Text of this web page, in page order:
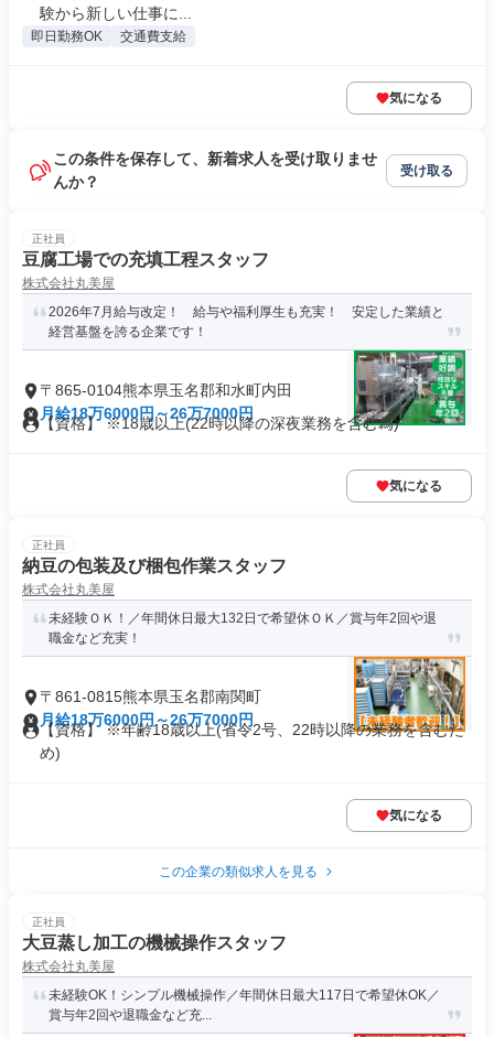
験から新しい仕事に...
即日勤務OK 交通費支給
気になる
この条件を保存して、新着求人を受け取りませ
んか？
受け取る
正社員
豆腐工場での充填工程スタッフ
株式会社丸美屋
2026年7月給与改定！ 給与や福利厚生も充実！ 安定した業績と
経営基盤を誇る企業です！
〒865-0104熊本県玉名郡和水町内田
月給18万6000円～26万7000円
【資格】 ※18歳以上(22時以降の深夜業務を含む為)
気になる
正社員
納豆の包装及び梱包作業スタッフ
株式会社丸美屋
未経験ＯＫ！／年間休日最大132日で希望休ＯＫ／賞与年2回や退
職金など充実！
〒861-0815熊本県玉名郡南関町
月給18万6000円～26万7000円
【資格】 ※年齢18歳以上(省令2号、22時以降の業務を含むた
め)
気になる
この企業の類似求人を見る
正社員
大豆蒸し加工の機械操作スタッフ
株式会社丸美屋
未経験OK！シンプル機械操作／年間休日最大117日で希望休OK／
賞与年2回や退職金など充...